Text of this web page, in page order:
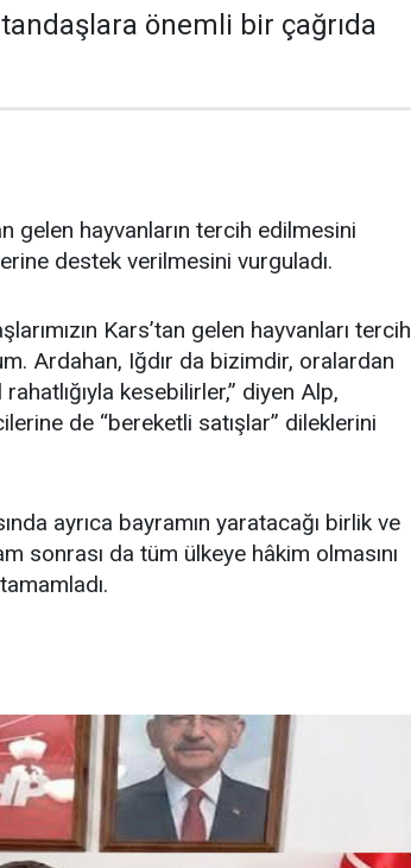
önemli bir çağrıda
gelen hayvanların tercih edilmesini
destek verilmesini vurguladı.
Kars’tan gelen hayvanları tercih
Ardahan, Iğdır da bizimdir, oralardan
kesebilirler,” diyen Alp,
de “bereketli satışlar” dileklerini
ayrıca bayramın yaratacağı birlik ve
sonrası da tüm ülkeye hâkim olmasını